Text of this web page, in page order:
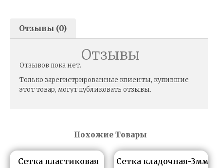
Похожие Товары
Сетка пластиковая
Сетка кладочная-3мм
Отзывы (0)
Отзывы
Отзывов пока нет.
Только зарегистрированные клиенты, купившие
этот товар, могут публиковать отзывы.